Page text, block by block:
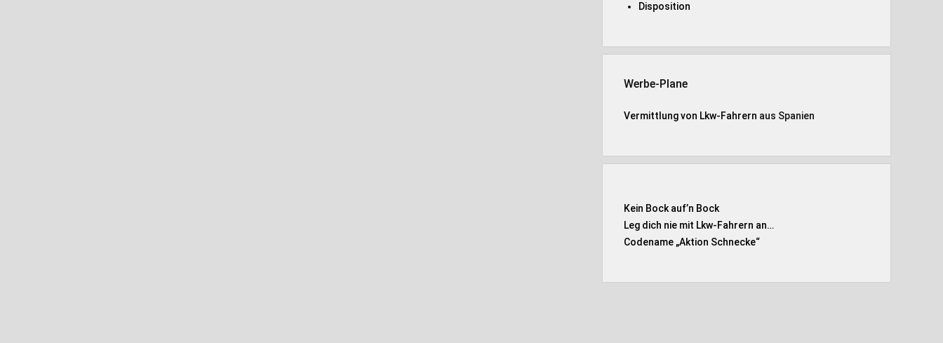
Disposition
Werbe-Plane
Vermittlung von Lkw-Fahrern aus Spanien
Kein Bock auf’n Bock
Leg dich nie mit Lkw-Fahrern an…
Codename „Aktion Schnecke“